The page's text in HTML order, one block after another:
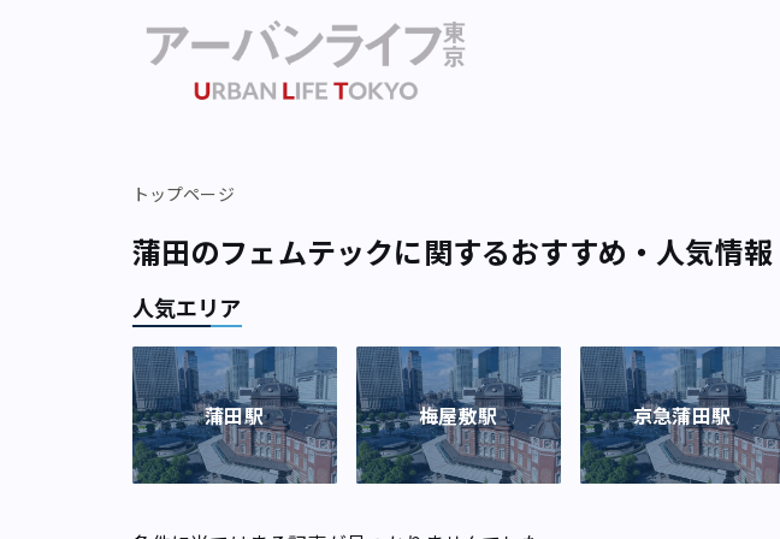
トップページ
蒲田のフェムテックに関するおすすめ・人気情報
人気エリア
蒲田駅 梅屋敷駅 京急蒲田駅